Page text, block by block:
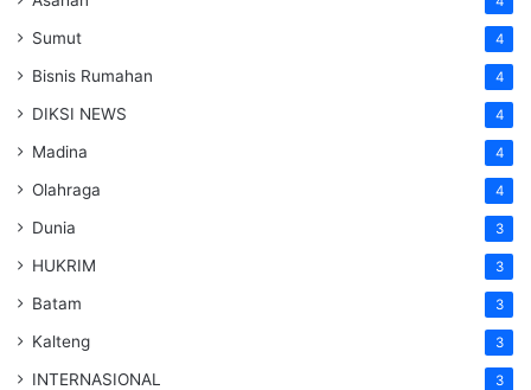
Sumut 4
Bisnis Rumahan 4
DIKSI NEWS 4
Madina 4
Olahraga 4
Dunia 3
HUKRIM 3
Batam 3
Kalteng 3
INTERNASIONAL 3